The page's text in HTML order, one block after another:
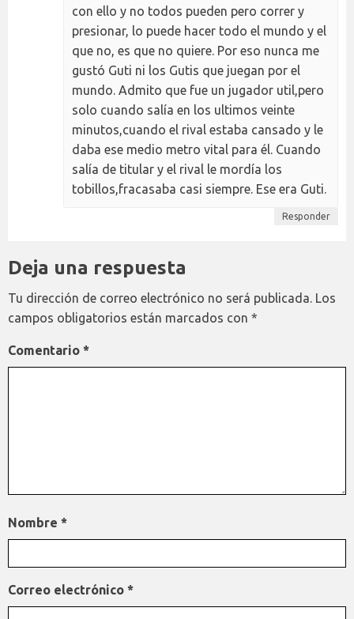
con ello y no todos pueden pero correr y
presionar, lo puede hacer todo el mundo y el
que no, es que no quiere. Por eso nunca me
gustó Guti ni los Gutis que juegan por el
mundo. Admito que fue un jugador util,pero
solo cuando salía en los ultimos veinte
minutos,cuando el rival estaba cansado y le
daba ese medio metro vital para él. Cuando
salía de titular y el rival le mordía los
tobillos,fracasaba casi siempre. Ese era Guti.
Responder
Deja una respuesta
Tu dirección de correo electrónico no será publicada. Los
campos obligatorios están marcados con *
Comentario *
Nombre *
Correo electrónico *